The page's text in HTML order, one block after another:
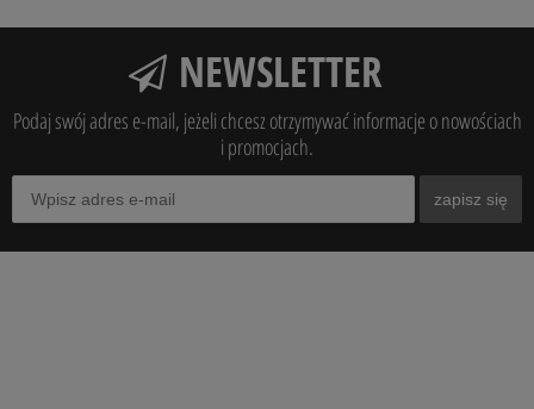
NEWSLETTER
Podaj swój adres e-mail, jeżeli chcesz otrzymywać informacje o nowościach
i promocjach.
zapisz się